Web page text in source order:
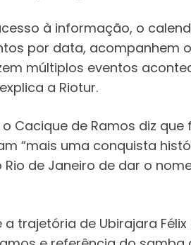
à informação, o
por data, acompanhem
múltiplos eventos
a Riotur.
Cacique de Ramos diz
“mais uma conquista
de Janeiro de dar o
trajetória de Ubirajara